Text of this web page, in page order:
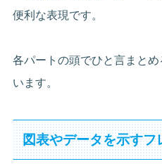
便利な表現です。
各パートの頭でひと言まと
います。
図表やデータを示すフ